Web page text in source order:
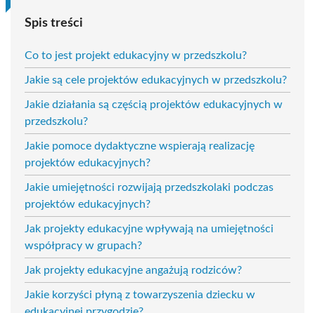
Spis treści
Co to jest projekt edukacyjny w przedszkolu?
Jakie są cele projektów edukacyjnych w przedszkolu?
Jakie działania są częścią projektów edukacyjnych w
przedszkolu?
Jakie pomoce dydaktyczne wspierają realizację
projektów edukacyjnych?
Jakie umiejętności rozwijają przedszkolaki podczas
projektów edukacyjnych?
Jak projekty edukacyjne wpływają na umiejętności
współpracy w grupach?
Jak projekty edukacyjne angażują rodziców?
Jakie korzyści płyną z towarzyszenia dziecku w